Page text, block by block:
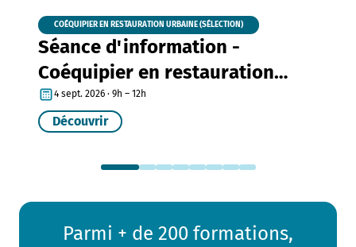
COÉQUIPIER EN RESTAURATION URBAINE (SÉLECTION)
Séance d'information -
Coéquipier en restauration
urbaine
4 sept. 2026 · 9h – 12h
Découvrir
Parmi + de 200 formations,